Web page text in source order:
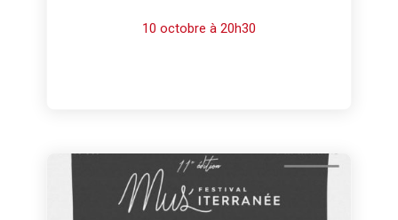
10 octobre à 20h30